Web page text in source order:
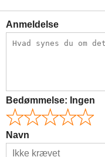
Anmeldelse
Bedømmelse: Ingen
Navn